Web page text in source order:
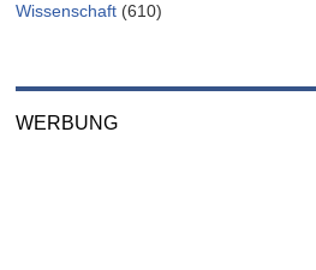
Wissenschaft (610)
WERBUNG